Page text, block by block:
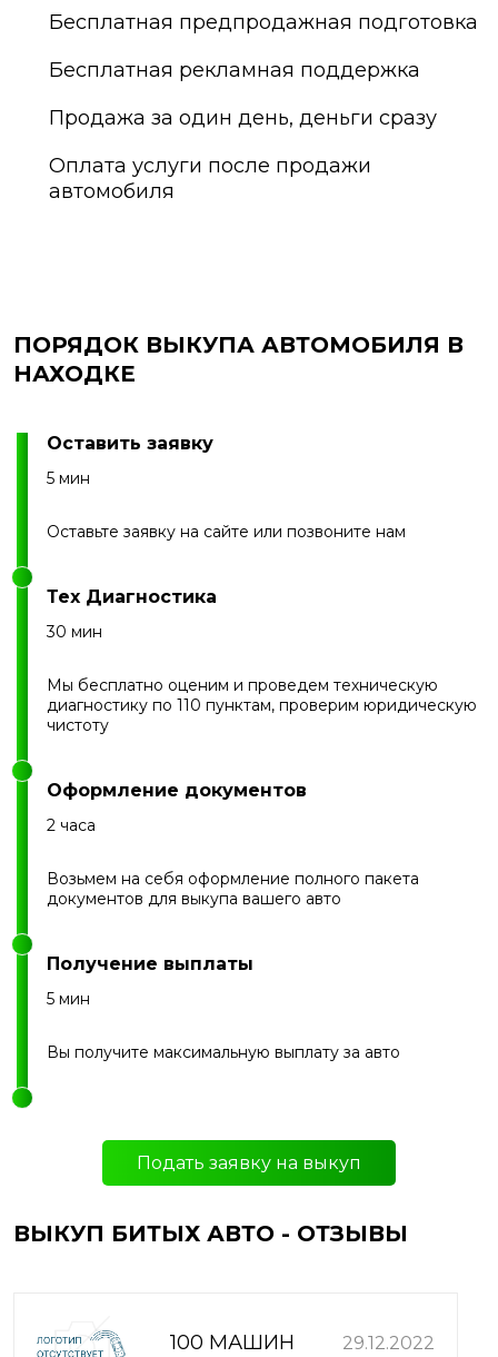
Бесплатная предпродажная подготовка
Бесплатная рекламная поддержка
Продажа за один день, деньги сразу
Оплата услуги после продажи
автомобиля
ПОРЯДОК ВЫКУПА АВТОМОБИЛЯ В
НАХОДКЕ
Оставить заявку
5 мин
Оставьте заявку на сайте или позвоните нам
Тех Диагностика
30 мин
Мы бесплатно оценим и проведем техническую
диагностику по 110 пунктам, проверим юридическую
чистоту
Оформление документов
2 часа
Возьмем на себя оформление полного пакета
документов для выкупа вашего авто
Получение выплаты
5 мин
Вы получите максимальную выплату за авто
Подать заявку на выкуп
ВЫКУП БИТЫХ АВТО - ОТЗЫВЫ
100 МАШИН 29.12.2022